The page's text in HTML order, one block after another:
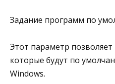
Задание программ по
Этот параметр
которые будут по
Windows.